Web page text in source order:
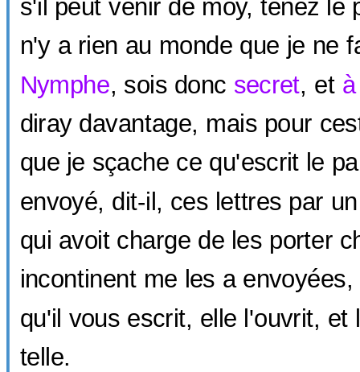
s'il peut venir de moy, tenez le
n'y a rien au monde que je ne
Nymphe, sois donc secret, et à
diray davantage, mais pour
que je sçache ce qu'escrit le
envoyé, dit-il, ces lettres par
qui avoit charge de les porter
incontinent me les a
qu'il vous escrit, elle l'ouvrit, et
telle.